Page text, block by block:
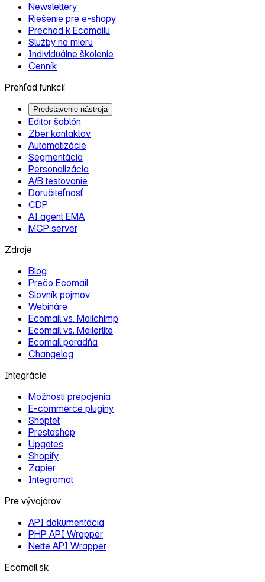
Newslettery
Riešenie pre e‑shopy
Prechod k Ecomailu
Služby na mieru
Individuálne školenie
Cenník
Prehľad funkcií
Predstavenie nástroja
Editor šablón
Zber kontaktov
Automatizácie
Segmentácia
Personalizácia
A/B testovanie
Doručiteľnosť
CDP
AI agent EMA
MCP server
Zdroje
Blog
Prečo Ecomail
Slovník pojmov
Webináre
Ecomail vs. Mailchimp
Ecomail vs. Mailerlite
Ecomail poradňa
Changelog
Integrácie
Možnosti prepojenia
E‑commerce pluginy
Shoptet
Prestashop
Upgates
Shopify
Zapier
Integromat
Pre vývojárov
API dokumentácia
PHP API Wrapper
Nette API Wrapper
Ecomail.sk